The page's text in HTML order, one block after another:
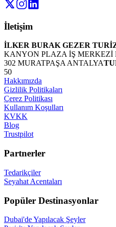
İletişim
İLKER BURAK GEZER
KANYON PLAZA İŞ MERKEZİ
302 MURATPAŞA ANTALYA
50
Hakkımızda
Gizlilik Politikaları
Çerez Politikası
Kullanım Koşulları
KVKK
Blog
Trustpilot
Partnerler
Tedarikçiler
Seyahat Acentaları
Popüler Destinasyonlar
Dubai'de Yapılacak Şeyler